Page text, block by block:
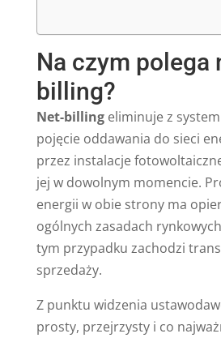
Na czym polega
billing?
Net-billing eliminuje z
pojęcie oddawania do sieci
przez instalacje
jej w dowolnym momencie.
energii w obie strony ma
ogólnych zasadach
tym przypadku zachodzi
sprzedaży.
Z punktu widzenia
prosty, przejrzysty i co